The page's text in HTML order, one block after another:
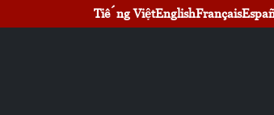
Tiếng ViệtEnglishFrançais